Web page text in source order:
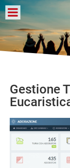
Gestione